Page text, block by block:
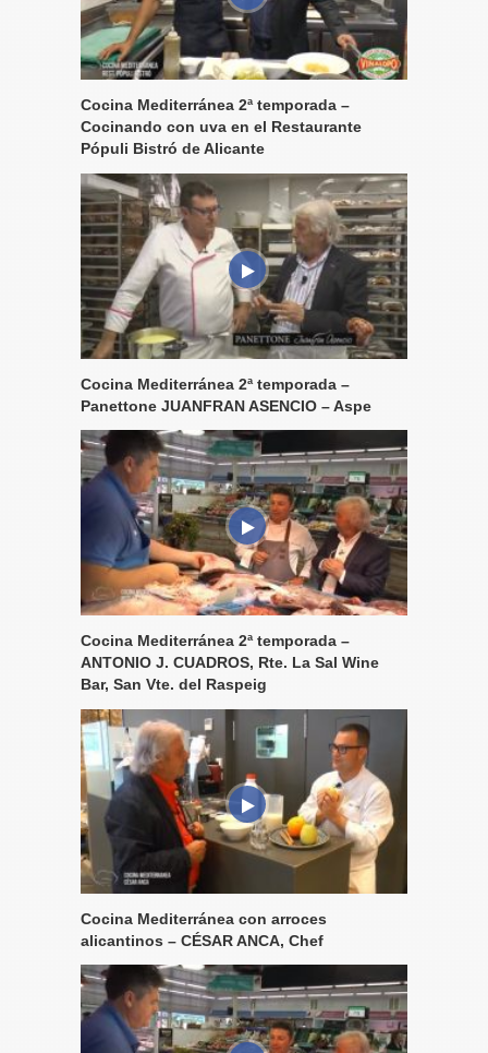
Cocina Mediterránea 2ª temporada –
Cocinando con uva en el Restaurante
Pópuli Bistró de Alicante
Cocina Mediterránea 2ª temporada –
Panettone JUANFRAN ASENCIO – Aspe
Cocina Mediterránea 2ª temporada –
ANTONIO J. CUADROS, Rte. La Sal Wine
Bar, San Vte. del Raspeig
Cocina Mediterránea con arroces
alicantinos – CÉSAR ANCA, Chef